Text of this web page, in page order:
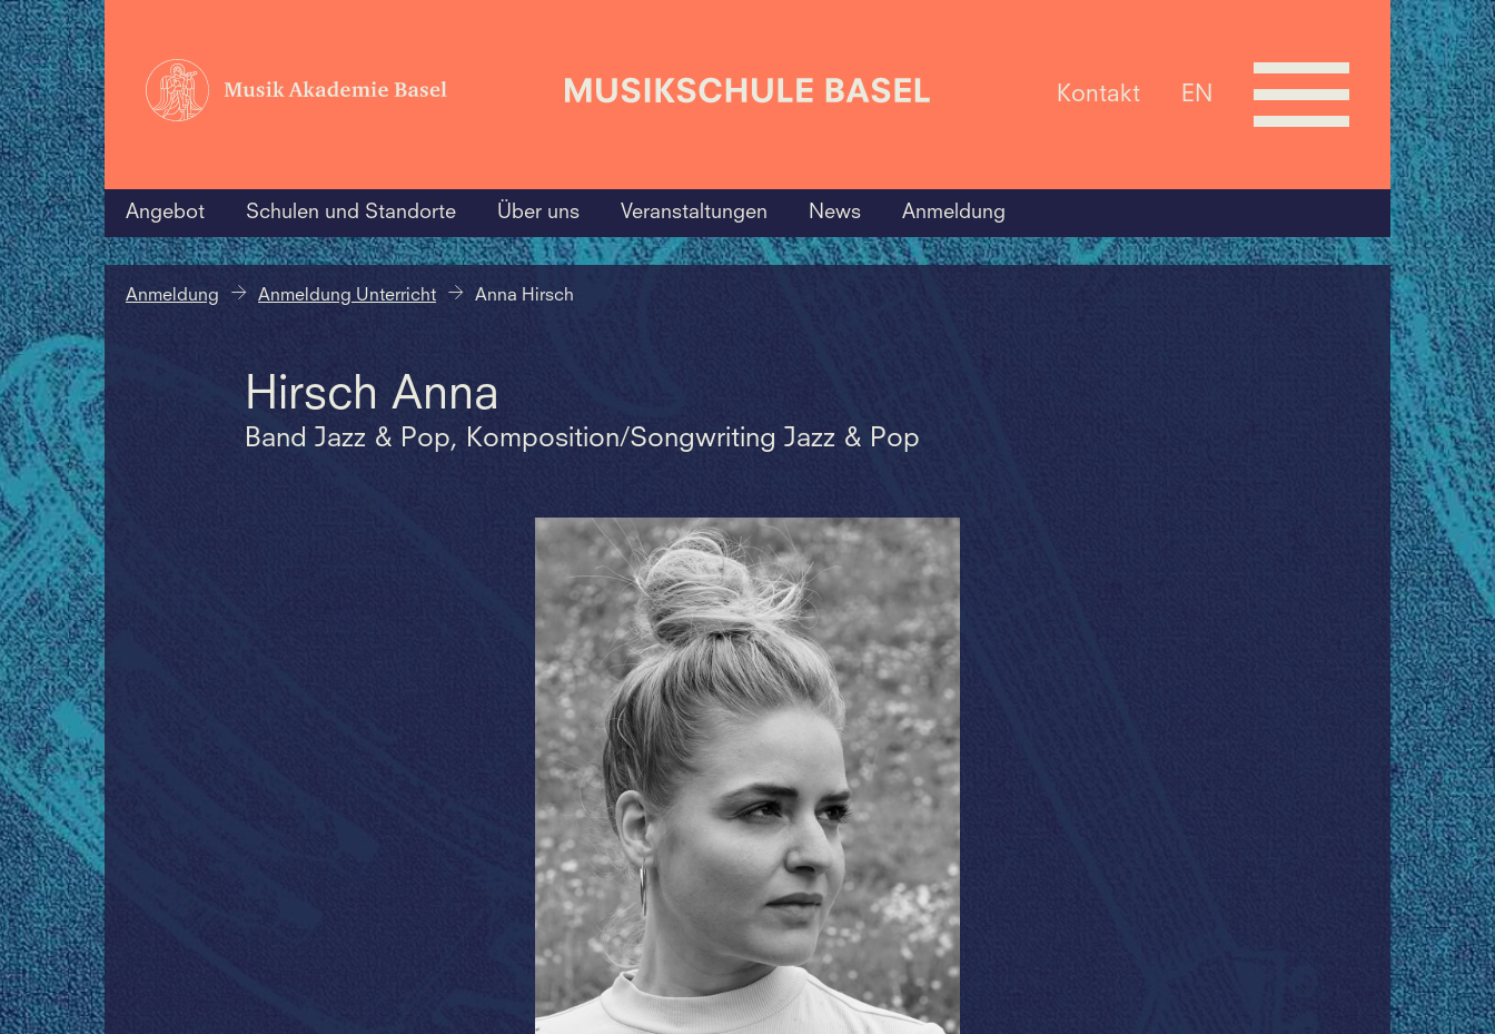
Kontakt EN
Angebot Schulen und Standorte Über uns Veranstaltungen News Anmeldung
Anmeldung Anmeldung Unterricht Anna Hirsch
Hirsch Anna
Band Jazz & Pop, Komposition/Songwriting Jazz & Pop